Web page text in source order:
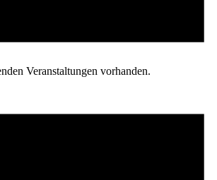
Veranstaltungen vorhanden.